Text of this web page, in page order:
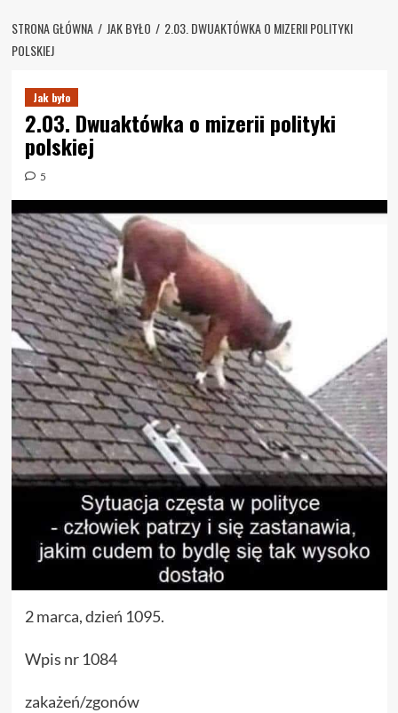
STRONA GŁÓWNA JAK BYŁO
2.03. DWUAKTÓWKA O MIZERII POLITYKI
POLSKIEJ
Jak było
2.03. Dwuaktówka o mizerii polityki
polskiej
5
2 marca, dzień 1095.
Wpis nr 1084
zakażeń/zgonów